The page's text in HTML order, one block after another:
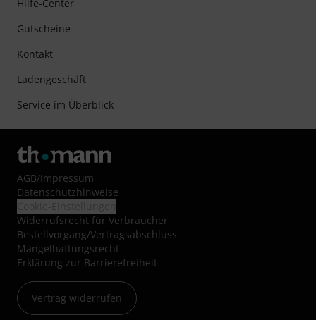
Hilfe-Center
Gutscheine
Kontakt
Ladengeschäft
Service im Überblick
AGB/Impressum
Datenschutzhinweise
Widerrufsrecht für Verbraucher
Bestellvorgang/Vertragsabschluss
Mängelhaftungsrecht
Erklärung zur Barrierefreiheit
Vertrag widerrufen